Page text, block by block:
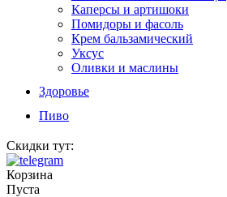
Каперсы и артишоки
Помидоры и фасоль
Крем бальзамический
Уксус
Оливки и маслины
Здоровье
Пиво
Скидки тут:
Корзина
Пуста